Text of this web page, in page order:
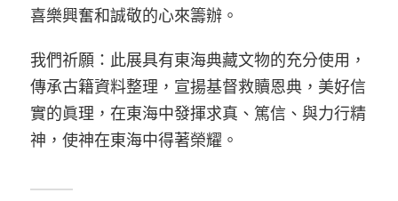
喜樂興奮和誠敬的心來籌辦。
我們祈願：此展具有東海典藏文物的充分使用，
傳承古籍資料整理，宣揚基督救贖恩典，美好信
實的眞理，在東海中發揮求真、篤信、與力行精
神，使神在東海中得著榮耀。